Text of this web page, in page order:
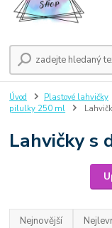
Úvod Plastové lahvičky
pilulky 250 ml
Lahvičky s
Nejnovější